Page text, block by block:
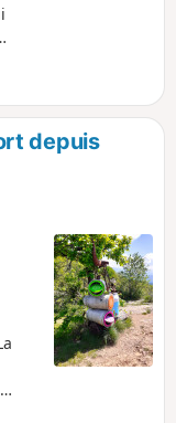
depuis